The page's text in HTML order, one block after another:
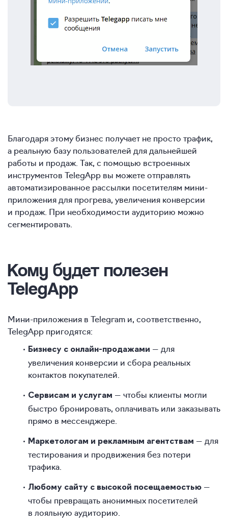
Благодаря этому бизнес получает не просто трафик,
а реальную базу пользователей для дальнейшей
работы и продаж. Так, с помощью встроенных
инструментов TelegApp вы можете отправлять
автоматизированное рассылки посетителям мини-
приложения для прогрева, увеличения конверсии
и продаж. При необходимости аудиторию можно
сегментировать.
Кому будет полезен
TelegApp
Мини-приложения в Telegram и, соответственно,
TelegApp пригодятся:
Бизнесу с онлайн-продажами — для
увеличения конверсии и сбора реальных
контактов покупателей.
Сервисам и услугам — чтобы клиенты могли
быстро бронировать, оплачивать или заказывать
прямо в мессенджере.
Маркетологам и рекламным агентствам — для
тестирования и продвижения без потери
трафика.
Любому сайту с высокой посещаемостью —
чтобы превращать анонимных посетителей
в лояльную аудиторию.